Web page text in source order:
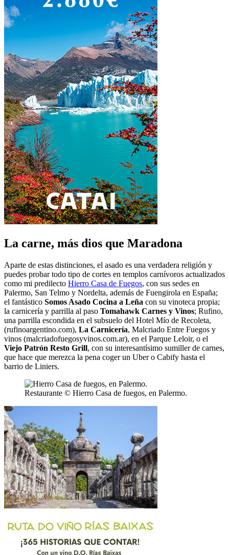
La carne, más dios que Maradona
Aparte de estas distinciones, el asado es una verdadera religión y
puedes probar todo tipo de cortes en templos carnívoros actualizados
como mi predilecto Hierro Casa de Fuegos, con sus sedes en
Palermo, San Telmo y Nordelta, además de Fuengirola en España;
el fantástico Somos Asado Cocina a Leña con su vinoteca propia;
la carnicería y parrilla al paso Tomahawk Carnes y Vinos; Rufino,
una parrilla escondida en el subsuelo del Hotel Mío de Recoleta,
(rufinoargentino.com), La Carnicería, Malcriado Entre Fuegos y
vinos (malcriadofuegosyvinos.com.ar), en el Parque Leloir, o el
Viejo Patrón Resto Grill, con su interesantísimo sumiller de carnes,
que hace que merezca la pena coger un Uber o Cabify hasta el
barrio de Liniers.
Restaurante © Hierro Casa de fuegos, en Palermo.